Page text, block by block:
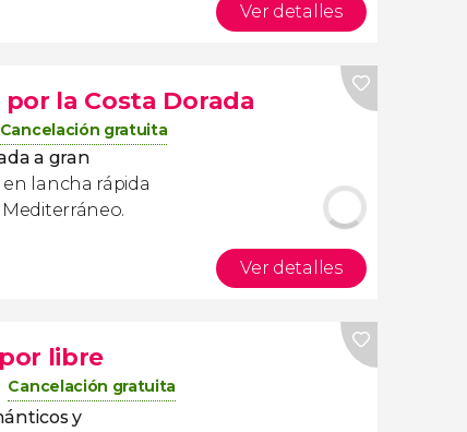
Ver detalles
la Costa Dorada
Cancelación gratuita
a gran
lancha rápida
Ver detalles
libre
Cancelación gratuita
y